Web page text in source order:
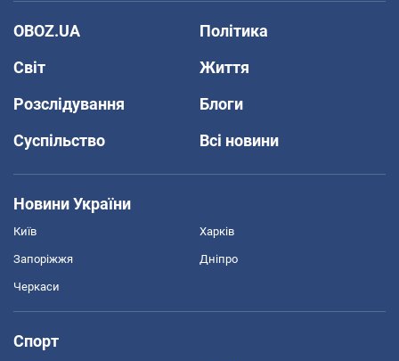
OBOZ.UA
Політика
Світ
Життя
Розслідування
Блоги
Суспільство
Всі новини
Новини України
Київ Харків
Запоріжжя Дніпро
Черкаси
Спорт